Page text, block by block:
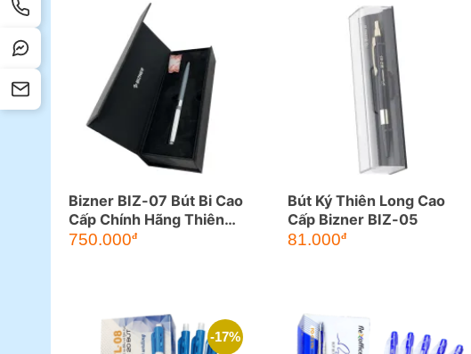
Bizner BIZ-07 Bút Bi Cao
Cấp Chính Hãng Thiên
Long
750.000đ
Bút Ký Thiên Long Cao
Cấp Bizner BIZ-05
81.000đ
-17%